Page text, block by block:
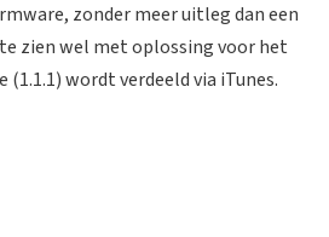
zonder meer uitleg dan een
zien wel met oplossing voor het
wordt verdeeld via iTunes.